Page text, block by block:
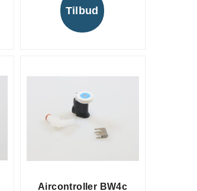
Tilbud
Aircontroller BW4c